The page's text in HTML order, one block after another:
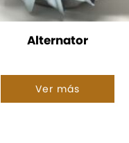
Alternator
Ver más